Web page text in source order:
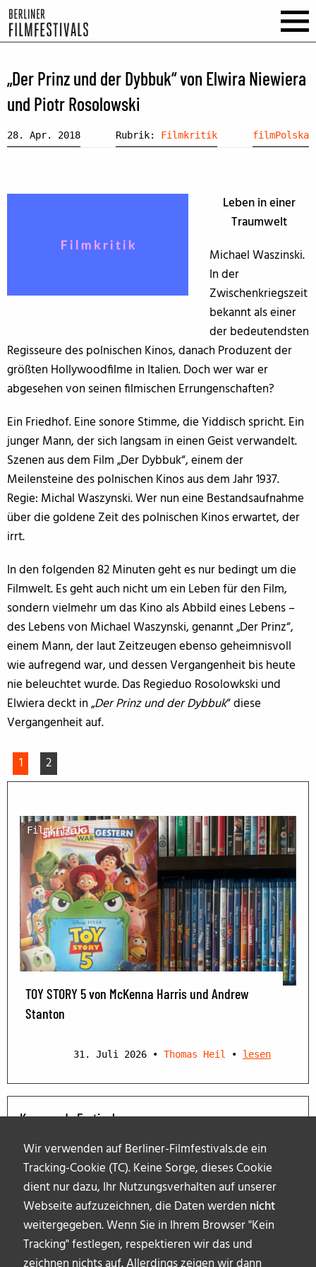
Wir verwenden auf Berliner-Filmfestivals.de ein
Tracking-Cookie (TC). Keine Sorge, dieses Cookie
dient nur dazu, Ihr Nutzungsverhalten auf unserer
Webseite aufzuzeichnen, die Daten werden nicht
weitergegeben. Wenn Sie in Ihrem Browser "Kein
Tracking" festlegen, respektieren wir das und
„Der Prinz und der Dybbuk“ von Elwira Niewiera
und Piotr Rosolowski
28. Apr. 2018 Rubrik: Filmkritik filmPolska
Leben in einer
Traumwelt
Michael Waszinski.
In der
Zwischenkriegszeit
bekannt als einer
der bedeutendsten
Regisseure des polnischen Kinos, danach Produzent der
größten Hollywoodfilme in Italien. Doch wer war er
abgesehen von seinen filmischen Errungenschaften?
Ein Friedhof. Eine sonore Stimme, die Yiddisch spricht. Ein
junger Mann, der sich langsam in einen Geist verwandelt.
Szenen aus dem Film „Der Dybbuk“, einem der
Meilensteine des polnischen Kinos aus dem Jahr 1937.
Regie: Michal Waszynski. Wer nun eine Bestandsaufnahme
über die goldene Zeit des polnischen Kinos erwartet, der
irrt.
In den folgenden 82 Minuten geht es nur bedingt um die
Filmwelt. Es geht auch nicht um ein Leben für den Film,
sondern vielmehr um das Kino als Abbild eines Lebens –
des Lebens von Michael Waszynski, genannt „Der Prinz“,
einem Mann, der laut Zeitzeugen ebenso geheimnisvoll
wie aufregend war, und dessen Vergangenheit bis heute
nie beleuchtet wurde. Das Regieduo Rosolowkski und
Elwiera deckt in „Der Prinz und der Dybbuk“ diese
Vergangenheit auf.
1 2
Filmkritik
TOY STORY 5 von McKenna Harris und Andrew
Stanton
31. Juli 2026 • Thomas Heil • lesen
Kommende Festivals